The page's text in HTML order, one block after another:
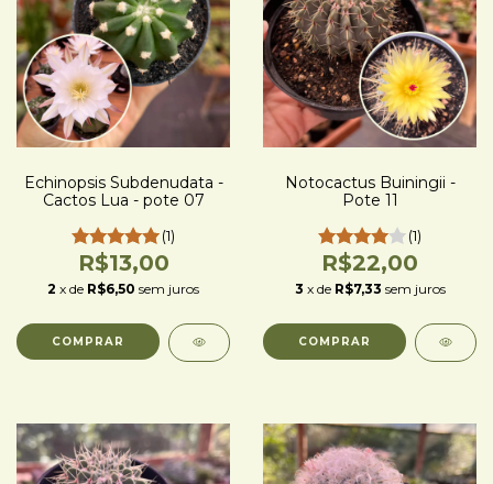
Echinopsis Subdenudata -
Cactos Lua - pote 07
(1)
R$13,00
2 x de R$6,50 sem juros
Notocactus Buiningii -
Pote 11
(1)
R$22,00
3 x de R$7,33 sem juros